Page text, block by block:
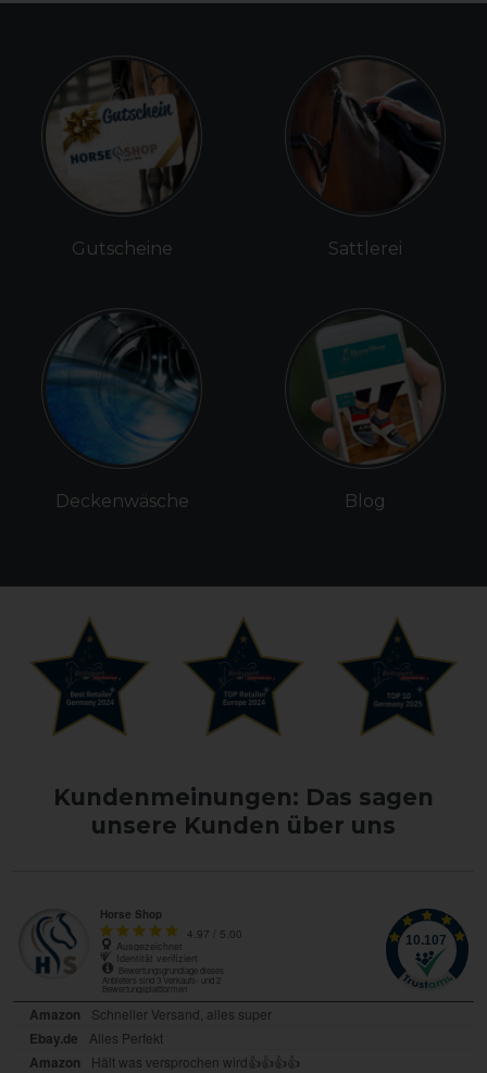
Gutscheine
Deckenwäsche
Sattlerei
Blog
Kundenmeinungen: Das sagen
unsere Kunden über uns